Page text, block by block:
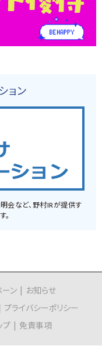
ョン
会など、野村IRが提供す
。
ーン
お知らせ
プライバシーポリシー
プ 免責事項